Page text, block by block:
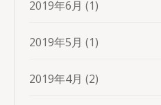
2019年6月 (1)
2019年5月 (1)
2019年4月 (2)